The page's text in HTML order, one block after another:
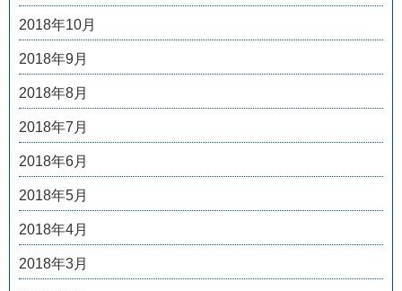
2018年10月
2018年9月
2018年8月
2018年7月
2018年6月
2018年5月
2018年4月
2018年3月